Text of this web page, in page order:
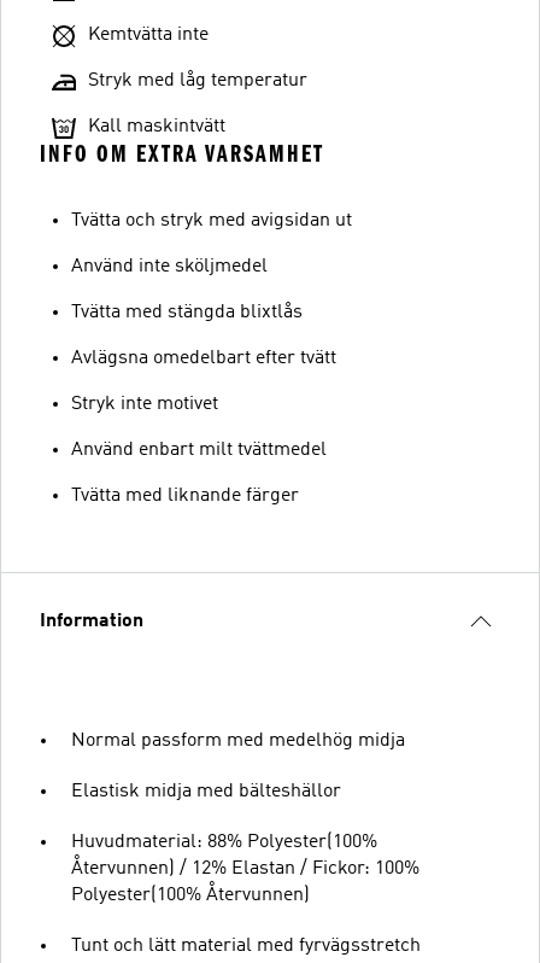
Kemtvätta inte
Stryk med låg temperatur
Kall maskintvätt
INFO OM EXTRA VARSAMHET
Tvätta och stryk med avigsidan ut
Använd inte sköljmedel
Tvätta med stängda blixtlås
Avlägsna omedelbart efter tvätt
Stryk inte motivet
Använd enbart milt tvättmedel
Tvätta med liknande färger
Information
Normal passform med medelhög midja
Elastisk midja med bälteshällor
Huvudmaterial: 88% Polyester(100%
Återvunnen) / 12% Elastan / Fickor: 100%
Polyester(100% Återvunnen)
Tunt och lätt material med fyrvägsstretch